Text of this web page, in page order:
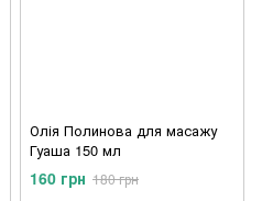
Олія Полинова для масажу
Гуаша 150 мл
160 грн 180 грн